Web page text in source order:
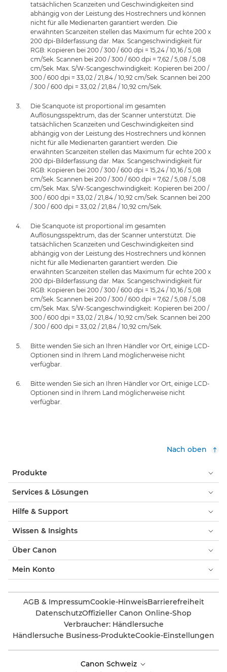
tatsächlichen Scanzeiten und Geschwindigkeiten sind
abhängig von der Leistung des Hostrechners und können
nicht für alle Medienarten garantiert werden. Die
erwähnten Scanzeiten stellen das Maximum für echte 200 x
200 dpi-Bilderfassung dar. Max. Scangeschwindigkeit für
RGB: Kopieren bei 200 / 300 / 600 dpi = 15,24 / 10,16 / 5,08
cm/Sek. Scannen bei 200 / 300 / 600 dpi = 7,62 / 5,08 / 5,08
cm/Sek. Max. S/W-Scangeschwindigkeit: Kopieren bei 200 /
300 / 600 dpi = 33,02 / 21,84 / 10,92 cm/Sek. Scannen bei 200
/ 300 / 600 dpi = 33,02 / 21,84 / 10,92 cm/Sek.
Die Scanquote ist proportional im gesamten
Auflösungsspektrum, das der Scanner unterstützt. Die
tatsächlichen Scanzeiten und Geschwindigkeiten sind
abhängig von der Leistung des Hostrechners und können
nicht für alle Medienarten garantiert werden. Die
erwähnten Scanzeiten stellen das Maximum für echte 200 x
200 dpi-Bilderfassung dar. Max. Scangeschwindigkeit für
RGB: Kopieren bei 200 / 300 / 600 dpi = 15,24 / 10,16 / 5,08
cm/Sek. Scannen bei 200 / 300 / 600 dpi = 7,62 / 5,08 / 5,08
cm/Sek. Max. S/W-Scangeschwindigkeit: Kopieren bei 200 /
300 / 600 dpi = 33,02 / 21,84 / 10,92 cm/Sek. Scannen bei 200
/ 300 / 600 dpi = 33,02 / 21,84 / 10,92 cm/Sek.
Die Scanquote ist proportional im gesamten
Auflösungsspektrum, das der Scanner unterstützt. Die
tatsächlichen Scanzeiten und Geschwindigkeiten sind
abhängig von der Leistung des Hostrechners und können
nicht für alle Medienarten garantiert werden. Die
erwähnten Scanzeiten stellen das Maximum für echte 200 x
200 dpi-Bilderfassung dar. Max. Scangeschwindigkeit für
RGB: Kopieren bei 200 / 300 / 600 dpi = 15,24 / 10,16 / 5,08
cm/Sek. Scannen bei 200 / 300 / 600 dpi = 7,62 / 5,08 / 5,08
cm/Sek. Max. S/W-Scangeschwindigkeit: Kopieren bei 200 /
300 / 600 dpi = 33,02 / 21,84 / 10,92 cm/Sek. Scannen bei 200
/ 300 / 600 dpi = 33,02 / 21,84 / 10,92 cm/Sek.
Bitte wenden Sie sich an Ihren Händler vor Ort, einige LCD-
Optionen sind in Ihrem Land möglicherweise nicht
verfügbar.
Bitte wenden Sie sich an Ihren Händler vor Ort, einige LCD-
Optionen sind in Ihrem Land möglicherweise nicht
verfügbar.
Nach oben
Produkte
Services & Lösungen
Hilfe & Support
Wissen & Insights
Über Canon
Mein Konto
AGB & ImpressumCookie-HinweisBarrierefreiheit
DatenschutzOffizieller Canon Online-Shop
Verbraucher: Händlersuche
Händlersuche Business-ProdukteCookie-Einstellungen
Canon Schweiz